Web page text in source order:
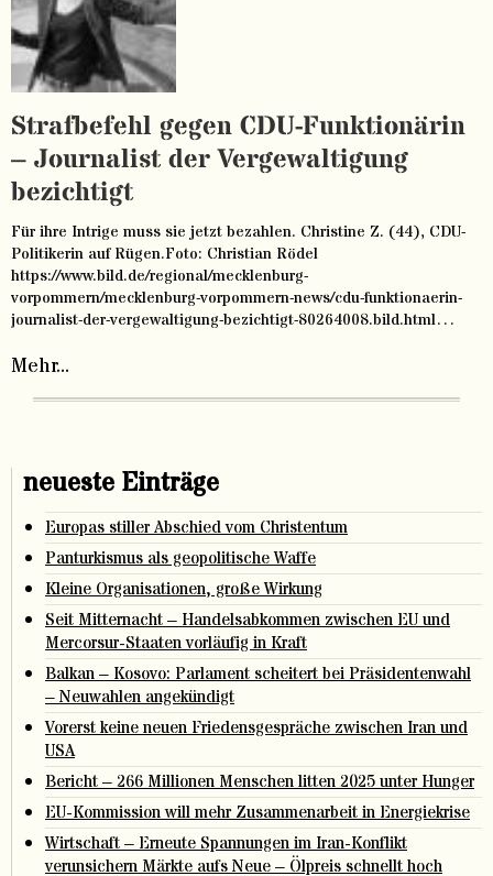
Strafbefehl gegen CDU-Funktionärin
– Journalist der Vergewaltigung
bezichtigt
Für ihre Intrige muss sie jetzt bezahlen. Christine Z. (44), CDU-
Politikerin auf Rügen.Foto: Christian Rödel
https://www.bild.de/regional/mecklenburg-
vorpommern/mecklenburg-vorpommern-news/cdu-funktionaerin-
journalist-der-vergewaltigung-bezichtigt-80264008.bild.html…
Mehr...
neueste Einträge
Europas stiller Abschied vom Christentum
Panturkismus als geopolitische Waffe
Kleine Organisationen, große Wirkung
Seit Mitternacht – Handelsabkommen zwischen EU und
Mercorsur-Staaten vorläufig in Kraft
Balkan – Kosovo: Parlament scheitert bei Präsidentenwahl
– Neuwahlen angekündigt
Vorerst keine neuen Friedensgespräche zwischen Iran und
USA
Bericht – 266 Millionen Menschen litten 2025 unter Hunger
EU-Kommission will mehr Zusammenarbeit in Energiekrise
Wirtschaft – Erneute Spannungen im Iran-Konflikt
verunsichern Märkte aufs Neue – Ölpreis schnellt hoch